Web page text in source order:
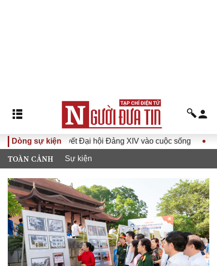
Dòng sự kiện
quyết Đại hội Đảng XIV vào cuộc sống Hướng tới
TOÀN CẢNH Sự kiện